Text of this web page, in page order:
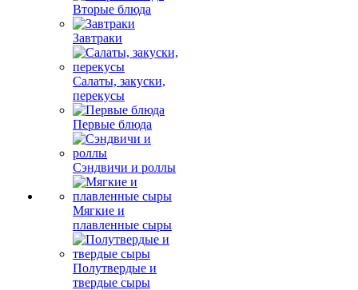
Вторые блюда
Завтраки
Салаты, закуски,
перекусы
Первые блюда
Сэндвичи и роллы
Мягкие и
плавленные сыры
Полутвердые и
твердые сыры